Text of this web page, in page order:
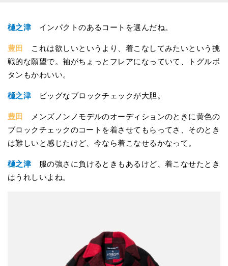
樋之津インパクトのあるコートを選んだね。
豊田
これは欲しいというより、着こなしてみたいという挑
戦的な願望で。袖がちょっとフレアになっていて、トグルボ
タンもかわいい。
樋之津ビッグなブロックチェックが大胆。
豊田
メンズノンノモデルのオーディションのときに黄色の
ブロックチェックのコートを着させてもらってさ、そのとき
は難しいと感じたけど、今なら着こなせるかなって。
樋之津服の強さに負けるときもあるけど、着こなせたとき
はうれしいよね。